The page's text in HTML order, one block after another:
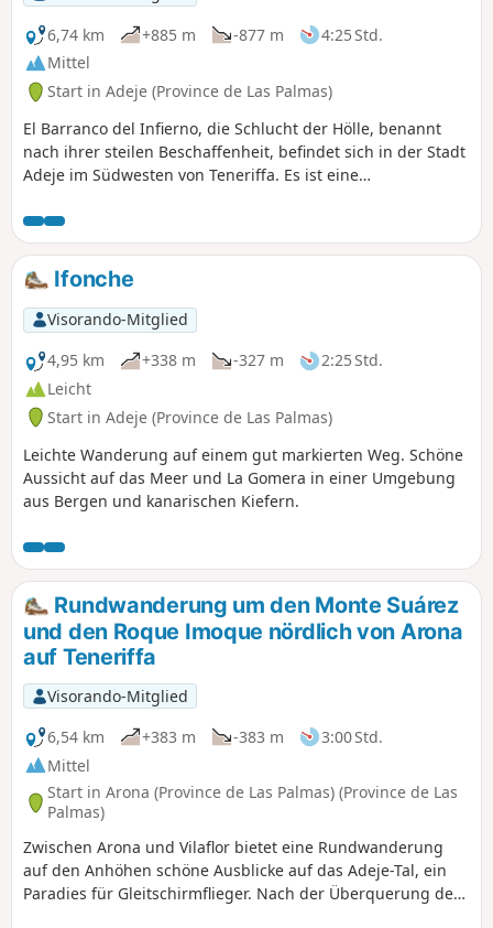
6,74 km
+885 m -877 m
4:25 Std.
Mittel
Start in Adeje (Province de Las Palmas)
El Barranco del Infierno, die Schlucht der Hölle, benannt
nach ihrer steilen Beschaffenheit, befindet sich in der Stadt
Adeje im Südwesten von Teneriffa. Es ist eine
ihrer Aussicht auf die Küste.Diese Wanderung ist eine
Rundwanderung und zudem kostenpflichtig. Aber die
Investition von 15 Euro pro Person lohnt sich auf jeden
Fall.Obwohl die Anzahl der Personen auf der Website
begrenzt ist, ist sie dennoch recht gut besucht. Der
Wasserfall am Ende der Wanderung ist nichts Besonderes,
befindet sich aber an einem wunderschönen Ort.Wichtiger
Hinweis: Der Höhenunterschied beträgt 350 m und nicht
900 m, wie auf dem Datenblatt angegeben.
Ifonche
Visorando-Mitglied
4,95 km
+338 m -327 m
2:25 Std.
Leicht
Start in Adeje (Province de Las Palmas)
Leichte Wanderung auf einem gut markierten Weg. Schöne
Aussicht auf das Meer und La Gomera in einer Umgebung
aus Bergen und kanarischen Kiefern.
Rundwanderung um den Monte Suárez
und den Roque Imoque nördlich von Arona
auf Teneriffa
Visorando-Mitglied
6,54 km
+383 m -383 m
3:00 Std.
Mittel
Start in Arona (Province de Las Palmas) (Province de Las
Palmas)
Zwischen Arona und Vilaflor bietet eine Rundwanderung
auf den Anhöhen schöne Ausblicke auf das Adeje-Tal, ein
Paradies für Gleitschirmflieger. Nach der Überquerung des